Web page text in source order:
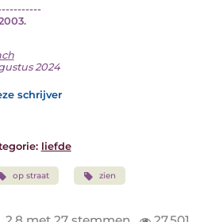
2024
schrijver
liefde
op straat zien